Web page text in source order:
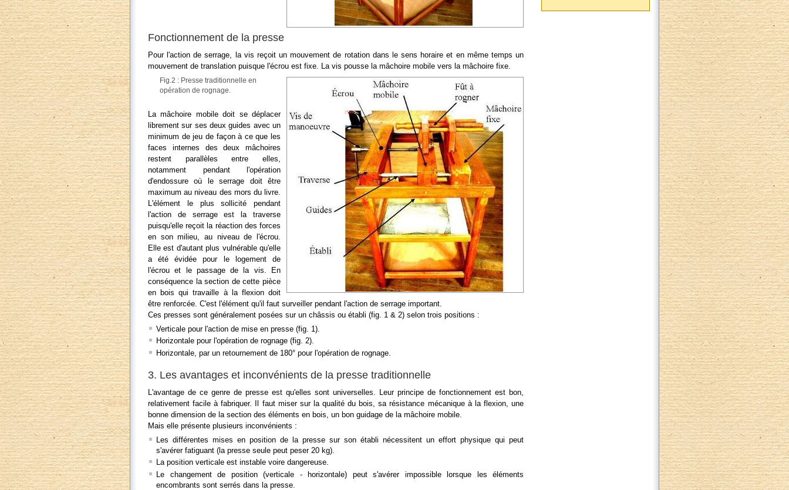
Fonctionnement de la presse
Pour l'action de serrage, la vis reçoit un mouvement de rotation dans le sens horaire et en même temps un
mouvement de translation puisque l'écrou est fixe. La vis pousse la mâchoire mobile vers la mâchoire fixe.
Fig.2 : Presse traditionnelle en
opération de rognage.
La mâchoire mobile doit se déplacer
librement sur ses deux guides avec un
minimum de jeu de façon à ce que les
faces internes des deux mâchoires
restent parallèles entre elles,
notamment pendant l'opération
d'endossure où le serrage doit être
maximum au niveau des mors du livre.
L'élément le plus sollicité pendant
l'action de serrage est la traverse
puisqu'elle reçoit la réaction des forces
en son milieu, au niveau de l'écrou.
Elle est d'autant plus vulnérable qu'elle
a été évidée pour le logement de
l'écrou et le passage de la vis. En
conséquence la section de cette pièce
en bois qui travaille à la flexion doit
être renforcée. C'est l'élément qu'il faut surveiller pendant l'action de serrage important.
Ces presses sont généralement posées sur un châssis ou établi (fig. 1 & 2) selon trois positions :
Verticale pour l'action de mise en presse (fig. 1).
Horizontale pour l'opération de rognage (fig. 2).
Horizontale, par un retournement de 180° pour l'opération de rognage.
3. Les avantages et inconvénients de la presse traditionnelle
L'avantage de ce genre de presse est qu'elles sont universelles. Leur principe de fonctionnement est bon,
relativement facile à fabriquer. Il faut miser sur la qualité du bois, sa résistance mécanique à la flexion, une
bonne dimension de la section des éléments en bois, un bon guidage de la mâchoire mobile.
Mais elle présente plusieurs inconvénients :
Les différentes mises en position de la presse sur son établi nécessitent un effort physique qui peut
s'avérer fatiguant (la presse seule peut peser 20 kg).
La position verticale est instable voire dangereuse.
Le changement de position (verticale - horizontale) peut s'avérer impossible lorsque les éléments
encombrants sont serrés dans la presse.